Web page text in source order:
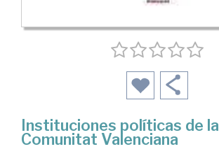
Instituciones políticas de la
Comunitat Valenciana